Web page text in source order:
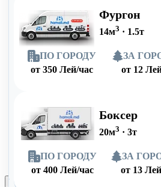
Фургон
14м3 · 1.5т
ПО ГОРОДУ
от 350 Лей/час
ЗА
от 12
Боксер
20м3 · 3т
ПО ГОРОДУ
от 400 Лей/час
ЗА
от 13
Оформить заказ